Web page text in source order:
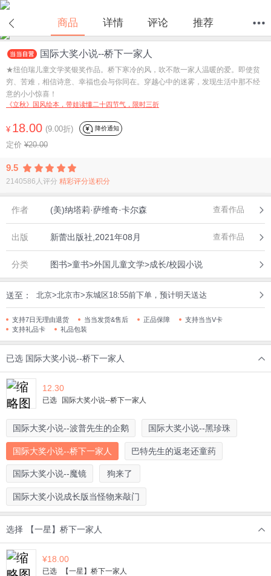
商品 详情 评论 推荐
首页 分类 值得买
国际大奖小说--桥下一家人
★纽伯瑞儿童文学奖银奖作品。桥下寒冷的风，吹不散一家人温暖的爱。即使贫
穷、苦难，相信诗意、幸福也会与你同在。穿越心中的迷雾，发现生活中那不经
意的小小惊喜！
《立秋》国风绘本，带娃读懂二十四节气，限时三折
¥ 18.00 (9.00折) 降价通知
定价 ¥20.00
9.5
2140586人评分 精彩评分送积分
作者 (美)纳塔莉·萨维奇·卡尔森 查看作品
出版 新蕾出版社,2021年08月 查看作品
分类 图书>童书>外国儿童文学>成长/校园小说
送至： 北京>北京市>东城区18:55前下单，预计明天送达
支持7日无理由退货 当当发货&售后 正品保障
支持当当V卡
支持礼品卡
礼品包装
已选 国际大奖小说--桥下一家人
12.30
已选 国际大奖小说--桥下一家人
国际大奖小说--波普先生的企鹅 国际大奖小说--黑珍珠
国际大奖小说--桥下一家人 巴特先生的返老还童药
国际大奖小说--魔镜 狗来了
国际大奖小说成长版当怪物来敲门
选择 【一星】桥下一家人
¥18.00
已选 【一星】桥下一家人